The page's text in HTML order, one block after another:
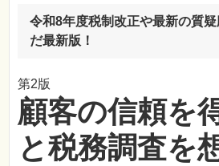
令和8年度税制改正や最新の質
だ最新版！
第2版
顧客の信頼を
と税務調査を